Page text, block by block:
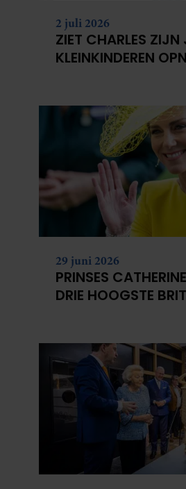
2 juli 2026
ZIET CHARLES ZIJN
KLEINKINDEREN
29 juni 2026
PRINSES
DRIE HOOGSTE